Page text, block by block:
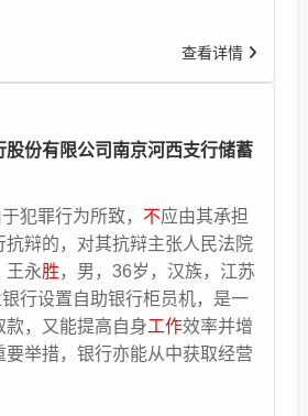
查看详情
股份有限公司南京河西支行储蓄
犯罪行为所致， 不应由其承担
抗辩的，对其抗辩主张人民法院
王永胜 ，男，36岁，汉族，江苏
行设置自助银行柜员机，是一
，又能提高自身工作效率并增
要举措，银行亦能从中获取经营